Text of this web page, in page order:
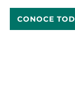
CONOCE